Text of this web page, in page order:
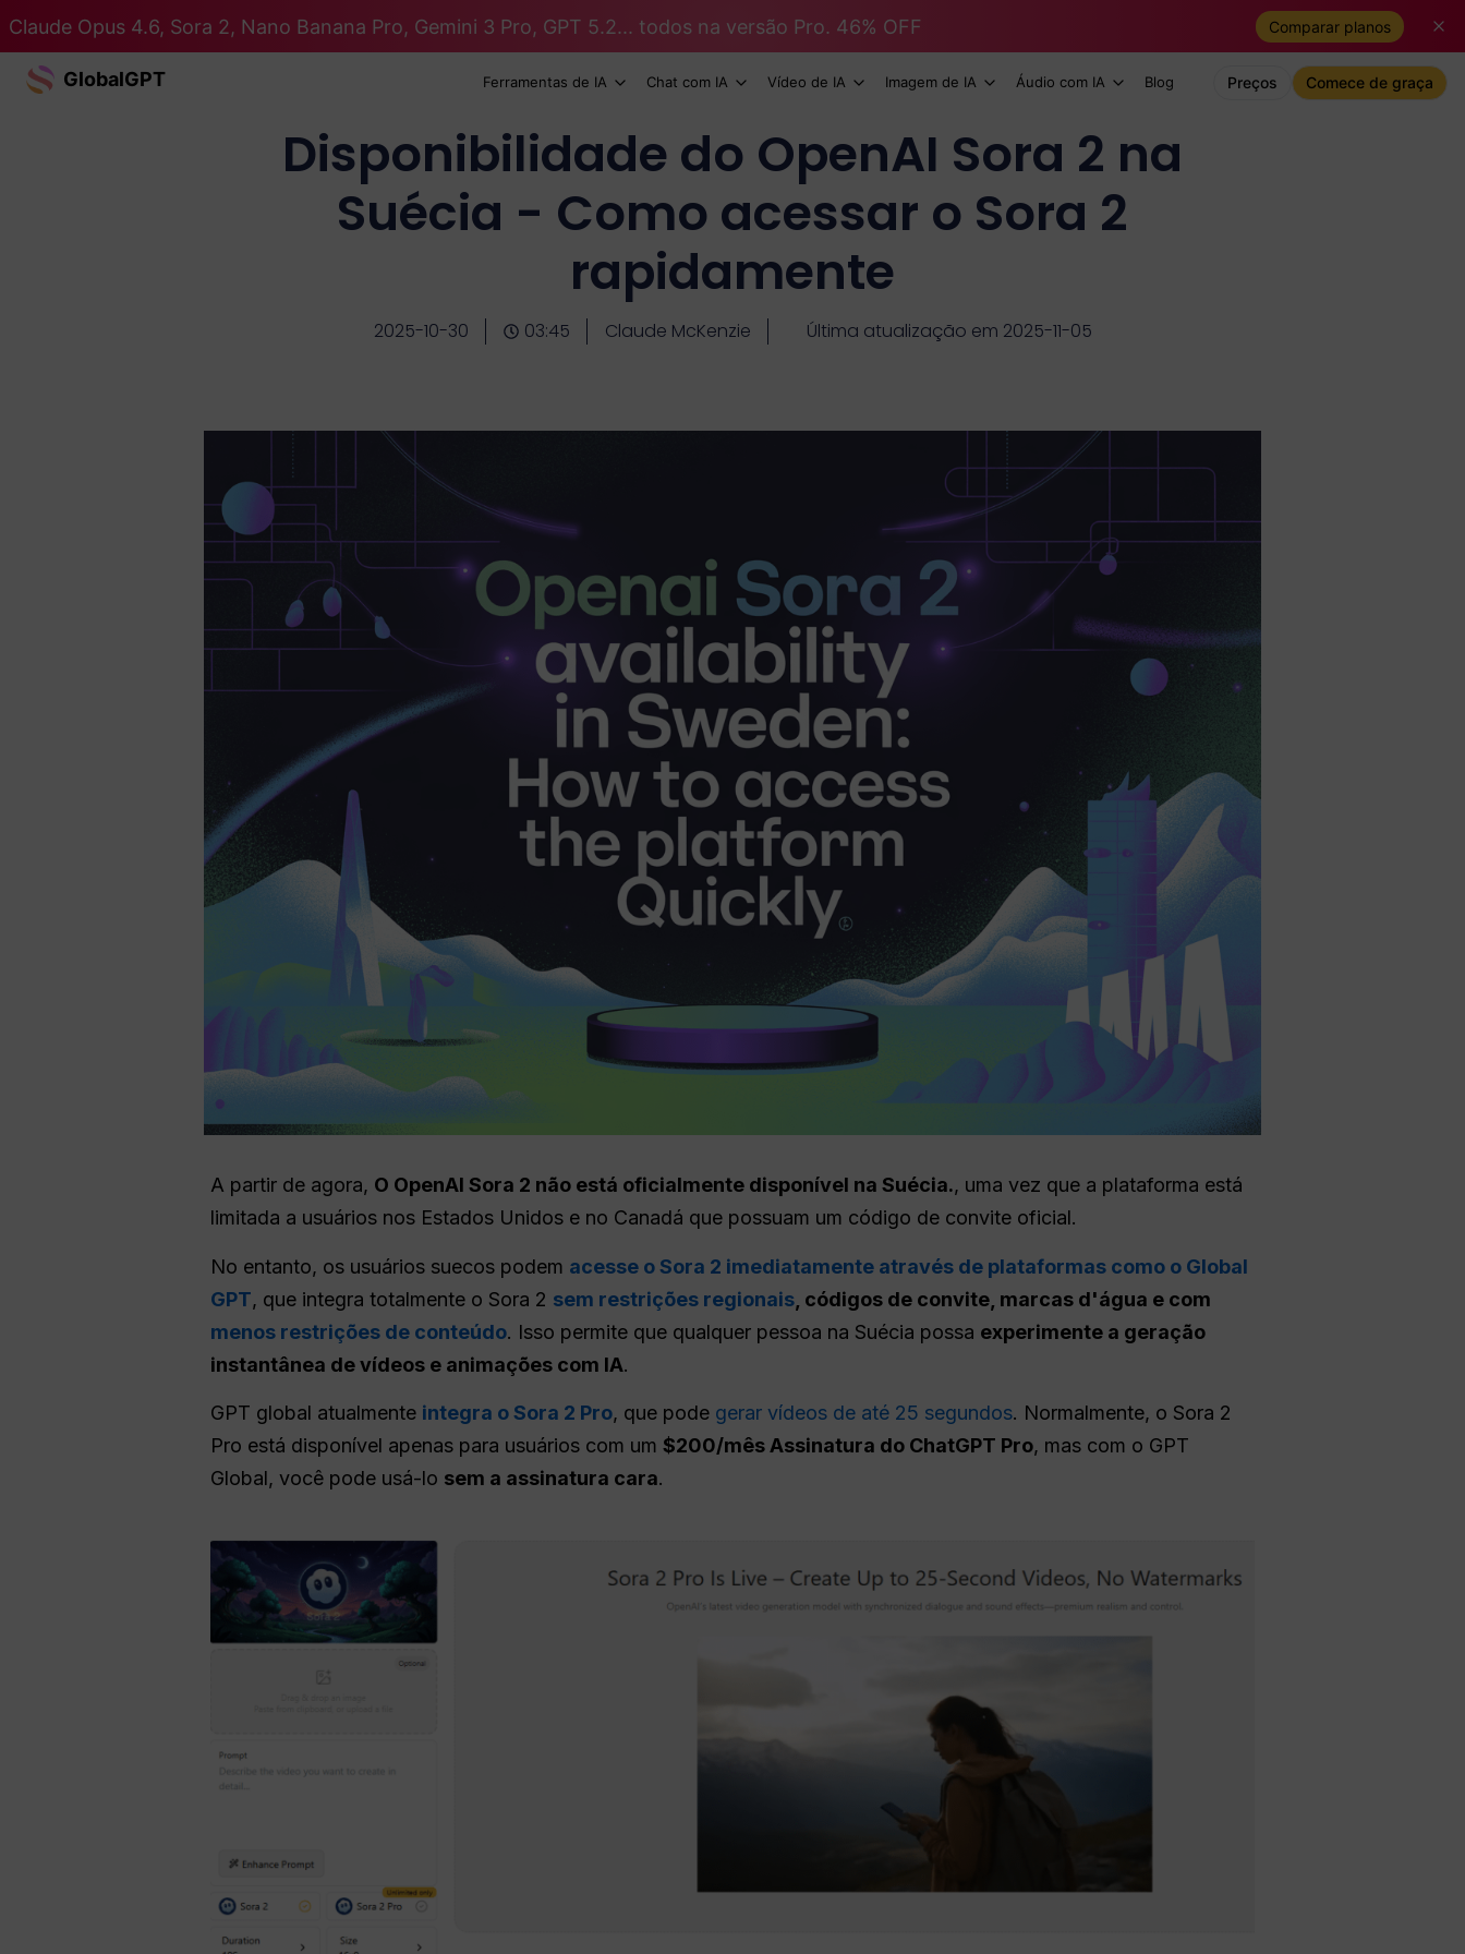
Claude Opus 4.6, Sora 2, Nano Banana Pro, Gemini 3 Pro, GPT 5.2... todos na versão Pro. 46% OFF Comparar planos
GlobalGPT Ferramentas de IA Chat com IA Vídeo de IA Imagem de IA Áudio com IA Blog Preços Comece de graça
Disponibilidade do OpenAI Sora 2 na
Suécia - Como acessar o Sora 2
rapidamente
2025-10-30 03:45 Claude McKenzie Última atualização em 2025-11-05
A partir de agora, O OpenAI Sora 2 não está oficialmente disponível na Suécia., uma vez que a plataforma está
limitada a usuários nos Estados Unidos e no Canadá que possuam um código de convite oficial.
No entanto, os usuários suecos podem acesse o Sora 2 imediatamente através de plataformas como o Global
GPT, que integra totalmente o Sora 2 sem restrições regionais , códigos de convite, marcas d'água e com
menos restrições de conteúdo. Isso permite que qualquer pessoa na Suécia possa experimente a geração
instantânea de vídeos e animações com IA.
GPT global atualmente integra o Sora 2 Pro, que pode gerar vídeos de até 25 segundos. Normalmente, o Sora 2
Pro está disponível apenas para usuários com um $200/mês Assinatura do ChatGPT Pro, mas com o GPT
Global, você pode usá-lo sem a assinatura cara.